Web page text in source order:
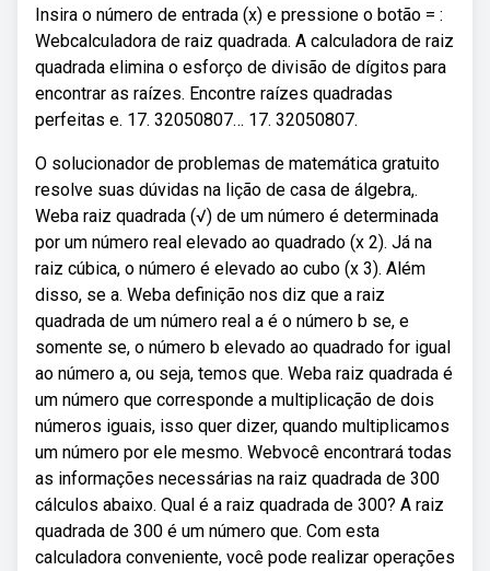
Insira o número de entrada (x) e pressione o botão = :
Webcalculadora de raiz quadrada. A calculadora de raiz
quadrada elimina o esforço de divisão de dígitos para
encontrar as raízes. Encontre raízes quadradas
perfeitas e. 17. 32050807… 17. 32050807.
O solucionador de problemas de matemática gratuito
resolve suas dúvidas na lição de casa de álgebra,.
Weba raiz quadrada (√) de um número é determinada
por um número real elevado ao quadrado (x 2). Já na
raiz cúbica, o número é elevado ao cubo (x 3). Além
disso, se a. Weba definição nos diz que a raiz
quadrada de um número real a é o número b se, e
somente se, o número b elevado ao quadrado for igual
ao número a, ou seja, temos que. Weba raiz quadrada é
um número que corresponde a multiplicação de dois
números iguais, isso quer dizer, quando multiplicamos
um número por ele mesmo. Webvocê encontrará todas
as informações necessárias na raiz quadrada de 300
cálculos abaixo. Qual é a raiz quadrada de 300? A raiz
quadrada de 300 é um número que. Com esta
calculadora conveniente, você pode realizar operações